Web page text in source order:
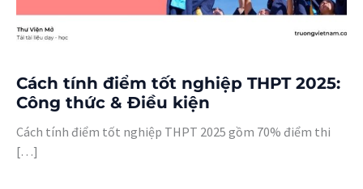
Cách tính điểm tốt nghiệp THPT 2025:
Công thức & Điều kiện
Cách tính điểm tốt nghiệp THPT 2025 gồm 70% điểm thi
[…]